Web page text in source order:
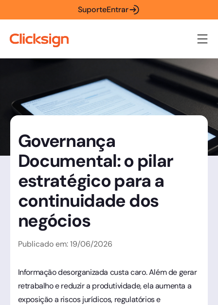
SuporteEntrar
Governança
Documental: o pilar
estratégico para a
continuidade dos
negócios
Publicado em: 19/06/2026
Informação desorganizada custa caro. Além de gerar
retrabalho e reduzir a produtividade, ela aumenta a
exposição a riscos jurídicos, regulatórios e